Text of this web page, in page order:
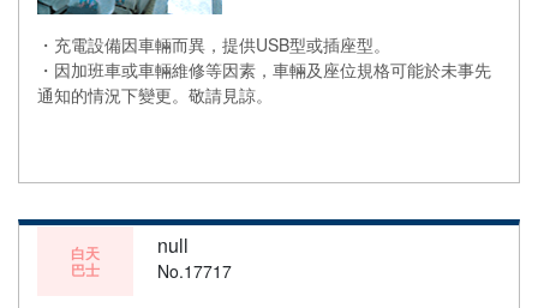
・充電設備因車輛而異，提供USB型或插座型。
・因加班車或車輛維修等因素，車輛及座位規格可能於未事先
通知的情況下變更。敬請見諒。
白天
巴士
null
No.17717